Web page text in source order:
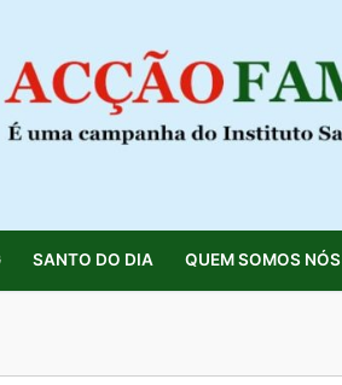
SANTO DO DIA QUEM SOMOS NÓS